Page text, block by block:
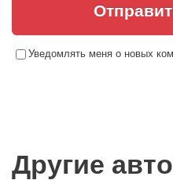
Уведомлять меня о новых
Другие